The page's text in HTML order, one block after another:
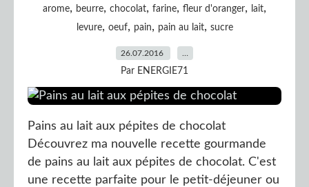
arome, beurre, chocolat, farine, fleur d'oranger, lait,
levure, oeuf, pain, pain au lait, sucre
26.07.2016
Par ENERGIE71
Pains au lait aux pépites de chocolat
Découvrez ma nouvelle recette gourmande
de pains au lait aux pépites de chocolat. C'est
une recette parfaite pour le petit-déjeuner ou